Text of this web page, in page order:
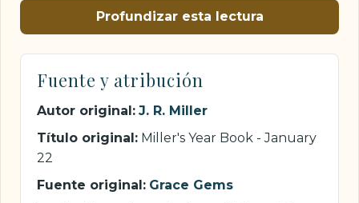
Profundizar esta lectura
Fuente y atribución
Autor original: J. R. Miller
Título original: Miller's Year Book - January
22
Fuente original: Grace Gems